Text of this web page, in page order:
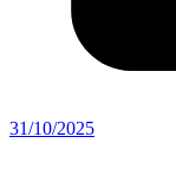
31/10/2025